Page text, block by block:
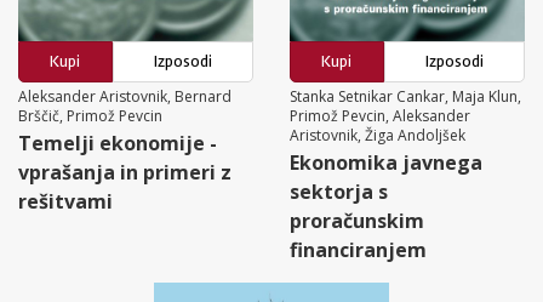
Kupi
Izposodi
Aleksander Aristovnik, Bernard
Brščič, Primož Pevcin
Temelji ekonomije -
vprašanja in primeri z
rešitvami
Kupi
Izposodi
Stanka Setnikar Cankar, Maja Klun,
Primož Pevcin, Aleksander
Aristovnik, Žiga Andoljšek
Ekonomika javnega
sektorja s
proračunskim
financiranjem